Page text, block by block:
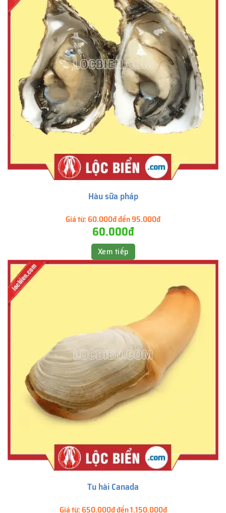
Hàu sữa pháp
Giá từ:60.000đ đến 95.000đ
60.000đ
Xem tiếp
Tu hài Canada
Giá từ:650.000đ đến 1.150.000đ